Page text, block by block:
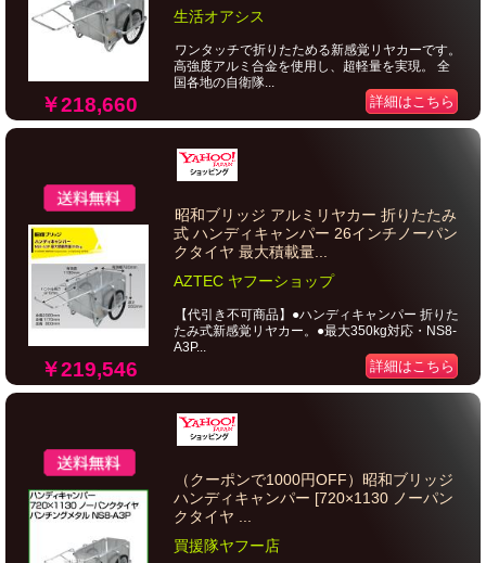
￥218,660
生活オアシス
ワンタッチで折りたためる新感覚リヤカーです。
高強度アルミ合金を使用し、超軽量を実現。 全
国各地の自衛隊...
詳細はこちら
￥219,546
昭和ブリッジ アルミリヤカー 折りたたみ
式 ハンディキャンパー 26インチノーパン
クタイヤ 最大積載量...
AZTEC ヤフーショップ
【代引き不可商品】●ハンディキャンパー 折りた
たみ式新感覚リヤカー。●最大350kg対応・NS8-
A3P...
詳細はこちら
（クーポンで1000円OFF）昭和ブリッジ
ハンディキャンパー [720×1130 ノーパン
クタイヤ ...
買援隊ヤフー店